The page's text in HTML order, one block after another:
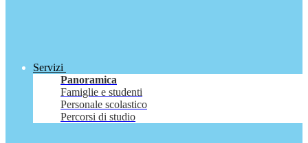
Servizi
Panoramica
Famiglie e studenti
Personale scolastico
Percorsi di studio